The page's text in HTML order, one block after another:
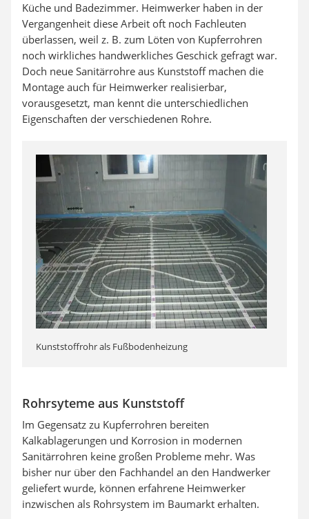
Küche und Badezimmer. Heimwerker haben in der
Vergangenheit diese Arbeit oft noch Fachleuten
überlassen, weil z. B. zum Löten von Kupferrohren
noch wirkliches handwerkliches Geschick gefragt war.
Doch neue Sanitärrohre aus Kunststoff machen die
Montage auch für Heimwerker realisierbar,
vorausgesetzt, man kennt die unterschiedlichen
Eigenschaften der verschiedenen Rohre.
Kunststoffrohr als Fußbodenheizung
Rohrsyteme aus Kunststoff
Im Gegensatz zu Kupferrohren bereiten
Kalkablagerungen und Korrosion in modernen
Sanitärrohren keine großen Probleme mehr. Was
bisher nur über den Fachhandel an den Handwerker
geliefert wurde, können erfahrene Heimwerker
inzwischen als Rohrsystem im Baumarkt erhalten.